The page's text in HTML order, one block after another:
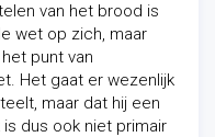
van het brood is
wet op zich, maar
punt van
Het gaat er wezenlijk
maar dat hij een
dus ook niet primair